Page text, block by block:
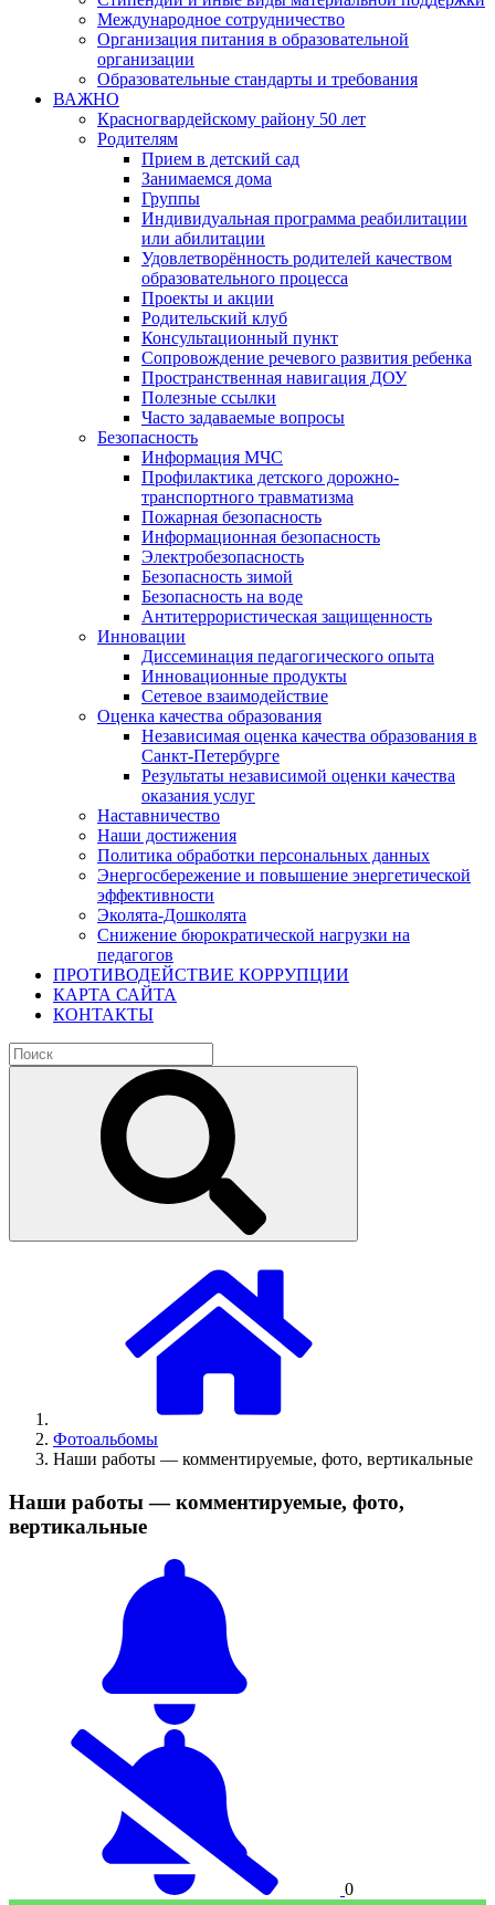
Международное сотрудничество
Организация питания в образовательной
организации
Образовательные стандарты и требования
ВАЖНО
Красногвардейскому району 50 лет
Родителям
Прием в детский сад
Занимаемся дома
Группы
Индивидуальная программа реабилитации
или абилитации
Удовлетворённость родителей качеством
образовательного процесса
Проекты и акции
Родительский клуб
Консультационный пункт
Сопровождение речевого развития ребенка
Пространственная навигация ДОУ
Полезные ссылки
Часто задаваемые вопросы
Безопасность
Информация МЧС
Профилактика детского дорожно-
транспортного травматизма
Пожарная безопасность
Информационная безопасность
Электробезопасность
Безопасность зимой
Безопасность на воде
Антитеррористическая защищенность
Инновации
Диссеминация педагогического опыта
Инновационные продукты
Сетевое взаимодействие
Оценка качества образования
Независимая оценка качества образования в
Санкт-Петербурге
Результаты независимой оценки качества
оказания услуг
Наставничество
Наши достижения
Политика обработки персональных данных
Энергосбережение и повышение энергетической
эффективности
Эколята-Дошколята
Снижение бюрократической нагрузки на
педагогов
ПРОТИВОДЕЙСТВИЕ КОРРУПЦИИ
КАРТА САЙТА
КОНТАКТЫ
Фотоальбомы
Наши работы — комментируемые, фото, вертикальные
Наши работы — комментируемые, фото,
вертикальные
0